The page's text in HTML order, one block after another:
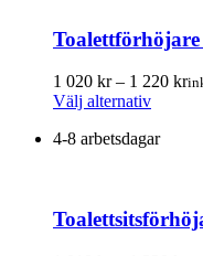
1 020 kr – 1 220 kr
Välj alternativDen
De
4-8 arbetsdagar